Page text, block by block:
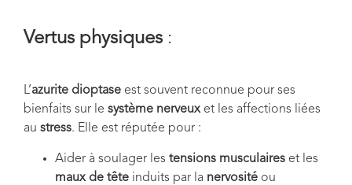
Vertus physiques :
L’azurite dioptase est souvent reconnue pour ses
bienfaits sur le système nerveuxet les affections liées
au stress. Elle est réputée pour :
Aider à soulager les tensions musculaires et les
maux de tête induits par la nervosité ou